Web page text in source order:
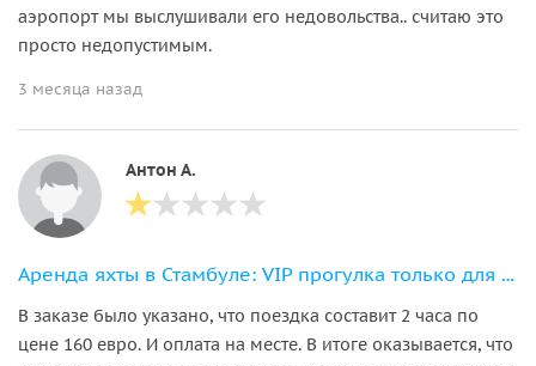
аэропорт мы выслушивали его недовольства.. считаю это
просто недопустимым.
3 месяца назад
Антон А.
Аренда яхты в Стамбуле: VIP прогулка только для вашей компании
В заказе было указано, что поездка составит 2 часа по
цене 160 евро. И оплата на месте. В итоге оказывается, что